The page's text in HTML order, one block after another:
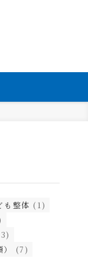
も整体 (1)
(7)